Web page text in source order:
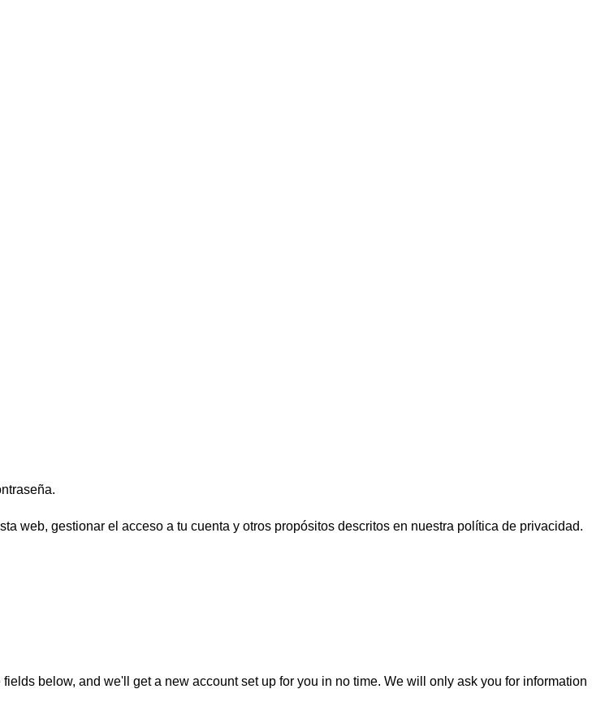
web, gestionar el acceso a tu cuenta y otros propósitos descritos en nuestra política de privacidad.
below, and we'll get a new account set up for you in no time. We will only ask you for information